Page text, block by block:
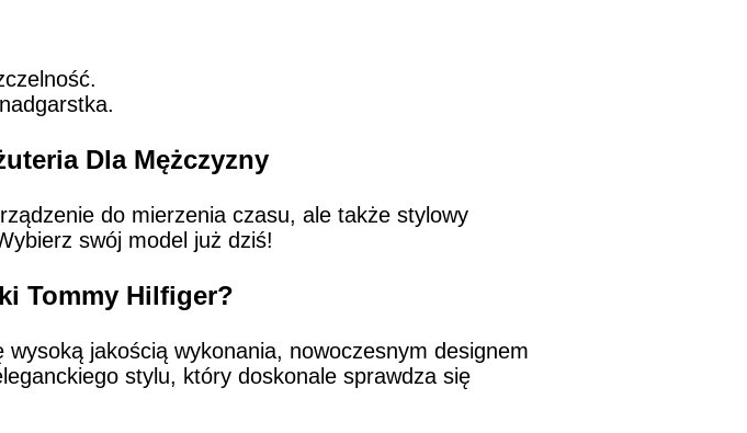
Dla Mężczyzny
do mierzenia czasu, ale także stylowy
swój model już dziś!
Tommy Hilfiger?
jakością wykonania, nowoczesnym designem
stylu, który doskonale sprawdza się